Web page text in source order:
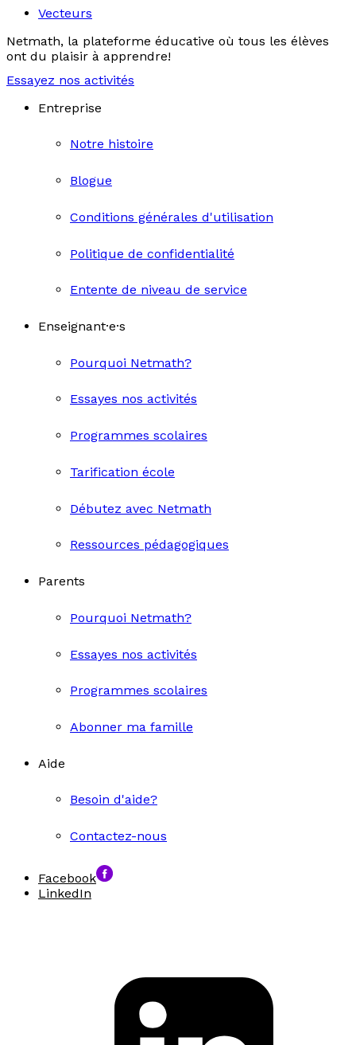
Vecteurs
Netmath, la plateforme éducative où tous les élèves
ont du plaisir à apprendre!
Essayez nos activités
Entreprise
Notre histoire
Blogue
Conditions générales d'utilisation
Politique de confidentialité
Entente de niveau de service
Enseignant·e·s
Pourquoi Netmath?
Essayes nos activités
Programmes scolaires
Tarification école
Débutez avec Netmath
Ressources pédagogiques
Parents
Pourquoi Netmath?
Essayes nos activités
Programmes scolaires
Abonner ma famille
Aide
Besoin d'aide?
Contactez-nous
Facebook
LinkedIn